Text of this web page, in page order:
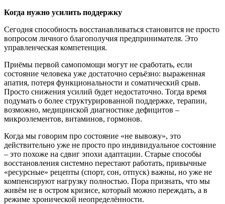
Когда нужно усилить поддержку
Сегодня способность восстанавливаться становится не просто
вопросом личного благополучия предпринимателя. Это
управленческая компетенция.
Приёмы первой самопомощи могут не сработать, если
состояние человека уже достаточно серьёзно: выраженная
апатия, потеря функциональности и соматический срыв.
Просто снижения усилий будет недостаточно. Тогда время
подумать о более структурированной поддержке, терапии,
возможно, медицинской диагностике дефицитов –
микроэлементов, витаминов, гормонов.
Когда мы говорим про состояние «не вывожу», это
действительно уже не просто про индивидуальное состояние
– это похоже на сдвиг эпохи адаптации. Старые способы
восстановления системно перестают работать, привычные
«ресурсные» рецепты (спорт, сон, отпуск) важны, но уже не
компенсируют нагрузку полностью. Пора признать, что мы
живём не в остром кризисе, который можно переждать, а в
режиме хронической неопределённости.